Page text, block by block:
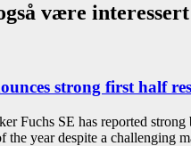
være
strong first half
Fuchs SE has reported strong
the year despite a challenging